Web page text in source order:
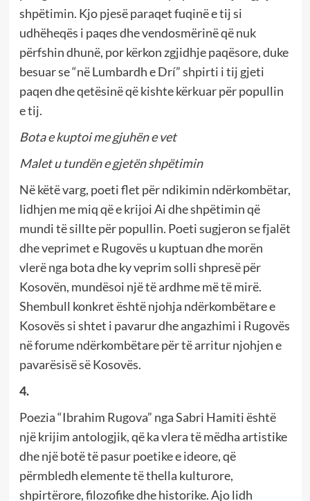
shpëtimin. Kjo pjesë paraqet fuqinë e tij si
udhëheqës i paqes dhe vendosmërinë që nuk
përfshin dhunë, por kërkon zgjidhje paqësore, duke
besuar se “në Lumbardh e Drí” shpirti i tij gjeti
paqen dhe qetësinë që kishte kërkuar për popullin
e tij.
Bota e kuptoi me gjuhën e vet
Malet u tundën e gjetën shpëtimin
Në këtë varg, poeti flet për ndikimin ndërkombëtar,
lidhjen me miq që e krijoi Ai dhe shpëtimin që
mundi të sillte për popullin. Poeti sugjeron se fjalët
dhe veprimet e Rugovës u kuptuan dhe morën
vlerë nga bota dhe ky veprim solli shpresë për
Kosovën, mundësoi një të ardhme më të mirë.
Shembull konkret është njohja ndërkombëtare e
Kosovës si shtet i pavarur dhe angazhimi i Rugovës
në forume ndërkombëtare për të arritur njohjen e
pavarësisë së Kosovës.
4.
Poezia “Ibrahim Rugova” nga Sabri Hamiti është
një krijim antologjik, që ka vlera të mëdha artistike
dhe një botë të pasur poetike e ideore, që
përmbledh elemente të thella kulturore,
shpirtërore, filozofike dhe historike. Ajo lidh